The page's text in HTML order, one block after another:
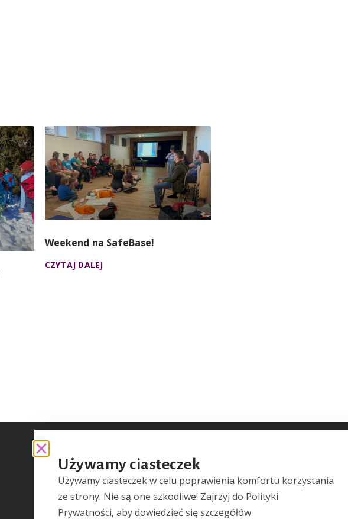
Weekend na SafeBase!
CZYTAJ DALEJ
Polityka prywatności
Używamy ciasteczek
Używamy ciasteczek w celu poprawienia komfortu korzystania
ze strony. Nie są one szkodliwe! Zajrzyj do Polityki
Prywatności, aby dowiedzieć się szczegółów.